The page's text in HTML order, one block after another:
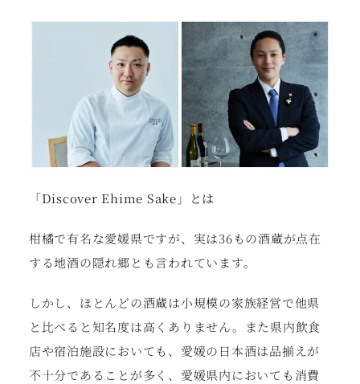
「Discover Ehime Sake」とは
柑橘で有名な愛媛県ですが、実は36もの酒蔵が点在
する地酒の隠れ郷とも言われています。
しかし、ほとんどの酒蔵は小規模の家族経営で他県
と比べると知名度は高くありません。また県内飲食
店や宿泊施設においても、愛媛の日本酒は品揃えが
不十分であることが多く、愛媛県内においても消費